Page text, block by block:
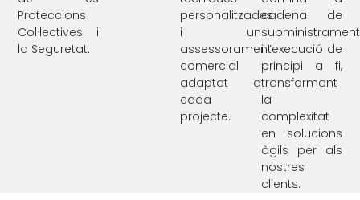
Proteccions
Col·lectives i
la Seguretat.
personalitzades
i un
assessorament
comercial
adaptat a
cada
projecte.
cadena de
subministrament
i l’execució de
principi a fi,
transformant
la
complexitat
en solucions
àgils per als
nostres
clients.